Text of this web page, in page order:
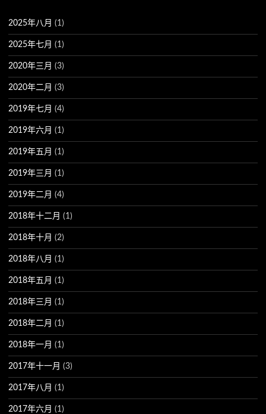
2025年八月 (1)
2025年七月 (1)
2020年三月 (3)
2020年二月 (3)
2019年七月 (4)
2019年六月 (1)
2019年五月 (1)
2019年三月 (1)
2019年二月 (4)
2018年十二月 (1)
2018年十月 (2)
2018年八月 (1)
2018年五月 (1)
2018年三月 (1)
2018年二月 (1)
2018年一月 (1)
2017年十一月 (3)
2017年八月 (1)
2017年六月 (1)